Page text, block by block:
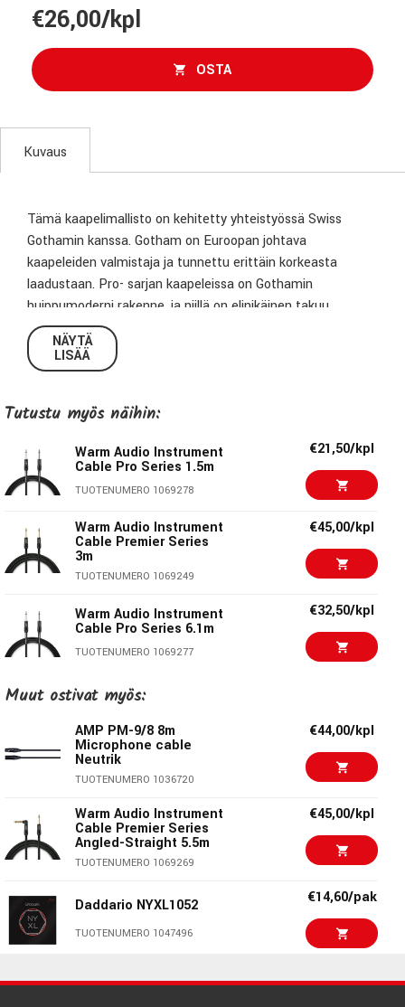
€26,00/kpl
OSTA
Kuvaus
Tämä kaapelimallisto on kehitetty yhteistyössä Swiss
Gothamin kanssa. Gotham on Euroopan johtava
kaapeleiden valmistaja ja tunnettu erittäin korkeasta
laadustaan. Pro- sarjan kaapeleissa on Gothamin
huippumoderni rakenne, ja niillä on elinikäinen takuu.
NÄYTÄ
LISÄÄ
Tutustu myös näihin:
Warm Audio Instrument
Cable Pro Series 1.5m
TUOTENUMERO 1069278
€21,50/kpl
Warm Audio Instrument
Cable Premier Series
3m
TUOTENUMERO 1069249
€45,00/kpl
Warm Audio Instrument
Cable Pro Series 6.1m
TUOTENUMERO 1069277
€32,50/kpl
Warm Audio Instrument
Cable Pro Series
TUOTENUMERO 1069279
Warm Audio Instrument
Cable Premier Series
TUOTENUMERO 1069275
€37,00/kpl
Warm Audio Instrument
Cable Premier Series
TUOTENUMERO 1069267
€47,90/kpl
Warm Audio Instrument
TUOTENUMERO 1069273
€48,00/kpl
Muut ostivat myös:
AMP PM-9/8 8m
Microphone cable
Neutrik
TUOTENUMERO 1036720
€44,00/kpl
Warm Audio Instrument
Cable Premier Series
Angled-Straight 5.5m
TUOTENUMERO 1069269
€45,00/kpl
Daddario NYXL1052
TUOTENUMERO 1047496
€14,60/pak
Daddario NYXL0946 €14,30/pak